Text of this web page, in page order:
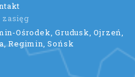
zasięg
Ośrodek, Grudusk, Ojrzeń,
Regimin, Sońsk